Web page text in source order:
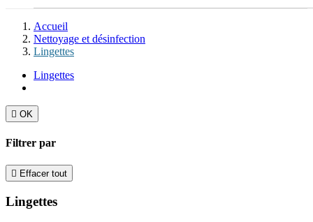
Accueil
Nettoyage et désinfection
Lingettes
Lingettes
 OK
Filtrer par
 Effacer tout
Lingettes